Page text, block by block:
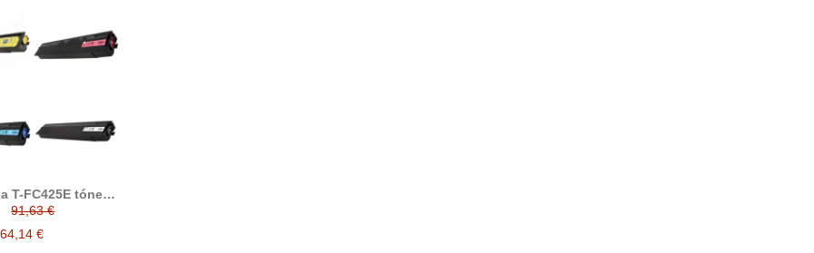
T-FC425E tóner
(6AJ00000236,
91,63 €
64,14 €